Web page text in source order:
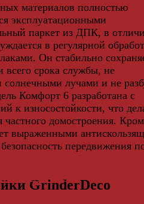
материалов полностью
эксплуатационными
паркет из ДПК, в
в регулярной
Он стабильно
всего срока службы, не
лучами и не
Комфорт 6 разработана с
к износостойкости, что
домостроения.
выраженными
передвижения
GrinderDeco
доски